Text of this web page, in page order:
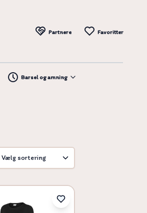
Partnere Favoritter
Barsel og amning
Vælg sortering
Pris høj til lav